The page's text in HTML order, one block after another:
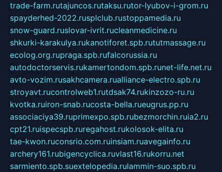
trade-farm.rutajuncos.rutaksu.rutor-lyubov-i-grom.ru
spayderhed-2022.rusplclub.rustoppamedia.ru
snow-guard.ruslovar-ivrit.rucleanmedicine.ru
shkurki-karakulya.rukanotiforet.spb.rututmassage.ru
ecolog.org.rupraga.spb.rufalcorussia.ru
autodoctorservis.rukamertondom.spb.runet-life.net.ru
avto-vozim.rusakhcamera.rualliance-electro.spb.ru
stroyavt.rucontrolweb1.rutdsak74.rukinzozo-ru.ru
kvotka.ruiron-snab.rucosta-bella.rueugrus.pp.ru
associaciya39.ruprimexpo.spb.rubezmorchin.ruia2.ru
cpt21.ruispecspb.ruregahost.rukolosok-elita.ru
tae-kwon.ruconsrio.com.ruinsiam.ruavegainfo.ru
archery161.rubigencyclica.ruvlast16.rukorru.net
sarmiento.spb.suextelopedia.rulammin-suo.spb.ru